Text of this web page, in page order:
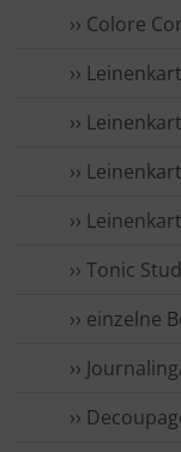
›› Colore
››
››
››
››
›› Tonic
›› einzelne
››
››